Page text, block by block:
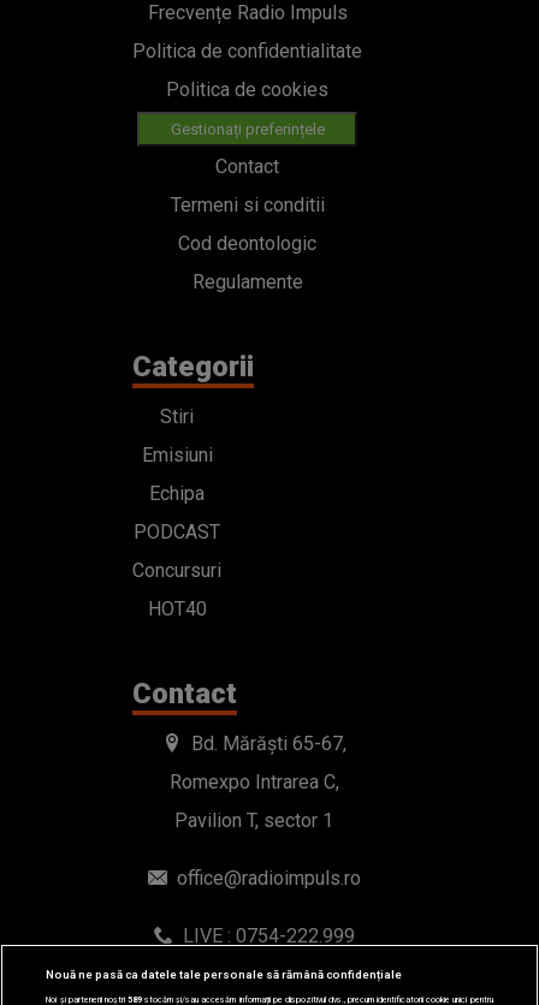
Frecvențe Radio Impuls
Politica de confidentialitate
Politica de cookies
Gestionați preferințele
Contact
Termeni si conditii
Cod deontologic
Regulamente
Categorii
Stiri
Emisiuni
Echipa
PODCAST
Concursuri
HOT40
Contact
Bd. Mărăști 65-67,
Romexpo Intrarea C,
Pavilion T, sector 1
office@radioimpuls.ro
LIVE : 0754-222.999
WhatsApp: 0754-222.999
Nouă ne pasă ca datele tale personale să rămână confidențiale
Noi și partenerii noștri589stocăm și/sau accesăm informații pe dispozitivul dvs., precum identificatorii cookie unici pentru